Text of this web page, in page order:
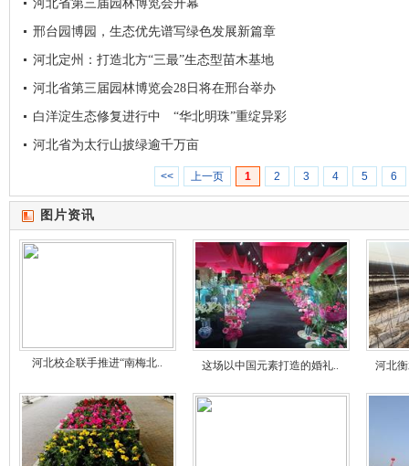
河北省第三届园林博览会开幕
邢台园博园，生态优先谱写绿色发展新篇章
河北定州：打造北方“三最”生态型苗木基地
河北省第三届园林博览会28日将在邢台举办
白洋淀生态修复进行中 “华北明珠”重绽异彩
河北省为太行山披绿逾千万亩
<< 上一页 1 2 3 4 5 6
图片资讯
河北校企联手推进“南梅北.. 这场以中国元素打造的婚礼.. 河北